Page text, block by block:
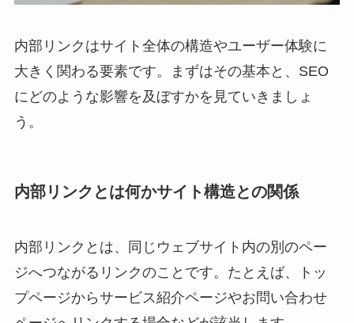
内部リンクはサイト全体の構造やユーザー体験に
大きく関わる要素です。まずはその基本と、SEO
にどのような影響を及ぼすかを見ていきましょ
う。
内部リンクとは何かサイト構造との関係
内部リンクとは、同じウェブサイト内の別のペー
ジへつながるリンクのことです。たとえば、トッ
プページからサービス紹介ページやお問い合わせ